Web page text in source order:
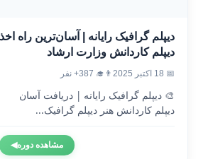
دیپلم گرافیک رایانه | آسان‌ترین راه اخذ
دیپلم کاردانش وزارت ارشاد
📅 18 اکتبر 2025 👨‍🎓 387+ نفر
🎨 دیپلم گرافیک رایانه | دریافت آسان
دیپلم کاردانش هنر دیپلم گرافیک...
مشاهده دوره◀